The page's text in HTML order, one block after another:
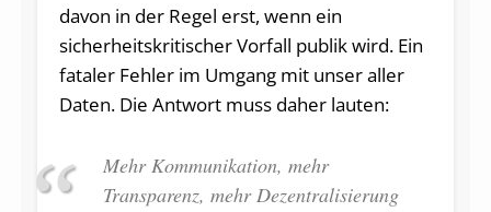
davon in der Regel erst, wenn ein
sicherheitskritischer Vorfall publik wird. Ein
fataler Fehler im Umgang mit unser aller
Daten. Die Antwort muss daher lauten:
Mehr Kommunikation, mehr
Transparenz, mehr Dezentralisierung